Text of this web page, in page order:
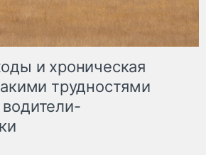
и хроническая
трудностями
водители-